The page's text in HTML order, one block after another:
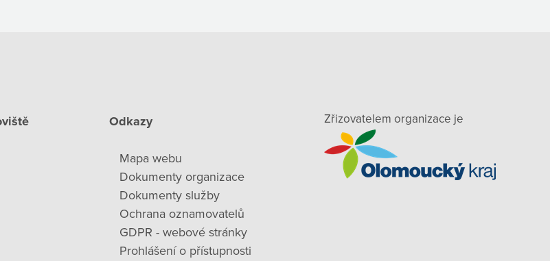
Odkazy
Mapa webu
Dokumenty organizace
Dokumenty služby
Ochrana oznamovatelů
GDPR - webové stránky
Prohlášení o přístupnosti
Zřizovatelem organizace je